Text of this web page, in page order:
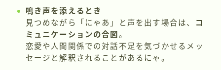
鳴き声を添えるとき
見つめながら「にゃあ」と声を出す場合は、
コ
ミュニケーションの合図 。
恋愛や人間関係での対話不足を気づかせるメッ
セージと解釈されることがあるにゃ。